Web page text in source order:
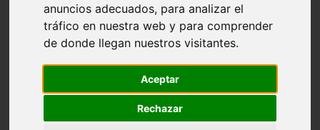
anuncios adecuados, para analizar el
tráfico en nuestra web y para comprender
de donde llegan nuestros visitantes.
Aceptar
Rechazar
Otra vez - Potterfics, tu versión de la historia